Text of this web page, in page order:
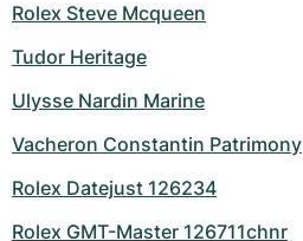
Rolex Steve Mcqueen
Tudor Heritage
Ulysse Nardin Marine
Vacheron Constantin Patrimony
Rolex Datejust 126234
Rolex GMT-Master 126711chnr